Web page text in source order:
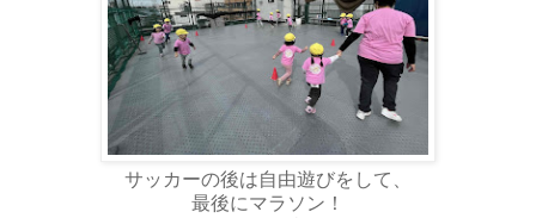
サッカーの後は自由遊びをして、
最後にマラソン！